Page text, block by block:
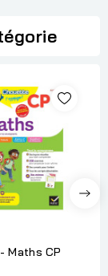
Maths CP